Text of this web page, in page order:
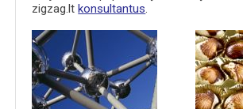
zigzag.ltkonsultantus.